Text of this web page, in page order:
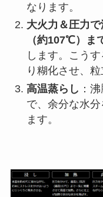
なります。
大火力＆圧力で
（約107℃）ま
します。こう
り糊化させ、粒
高温蒸らし ：
で、余分な水
ます。